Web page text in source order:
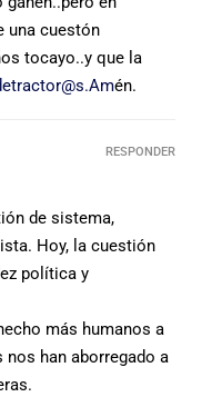
una cuestón
tocayo..y que la
én.
de sistema,
Hoy, la cuestión
política y
más humanos a
nos han aborregado a
RESPONDER